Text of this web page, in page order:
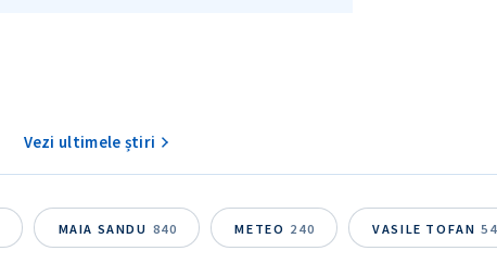
Vezi ultimele știri
MAIA SANDU 840 METEO 240 VASILE TOFAN 54